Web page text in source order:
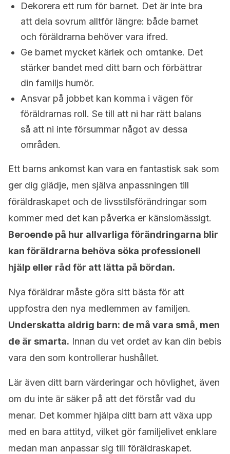
Dekorera ett rum för barnet. Det är inte bra
att dela sovrum alltför längre: både barnet
och föräldrarna behöver vara ifred.
Ge barnet mycket kärlek och omtanke. Det
stärker bandet med ditt barn och förbättrar
din familjs humör.
Ansvar på jobbet kan komma i vägen för
föräldrarnas roll. Se till att ni har rätt balans
så att ni inte försummar något av dessa
områden.
Ett barns ankomst kan vara en fantastisk sak som
ger dig glädje, men själva anpassningen till
föräldraskapet och de livsstilsförändringar som
kommer med det kan påverka er känslomässigt.
Beroende på hur allvarliga förändringarna blir
kan föräldrarna behöva söka professionell
hjälp eller råd för att lätta på bördan.
Nya föräldrar måste göra sitt bästa för att
uppfostra den nya medlemmen av familjen.
Underskatta aldrig barn: de må vara små, men
de är smarta. Innan du vet ordet av kan din bebis
vara den som kontrollerar hushållet.
Lär även ditt barn värderingar och hövlighet, även
om du inte är säker på att det förstår vad du
menar. Det kommer hjälpa ditt barn att växa upp
med en bara attityd, vilket gör familjelivet enklare
medan man anpassar sig till föräldraskapet.